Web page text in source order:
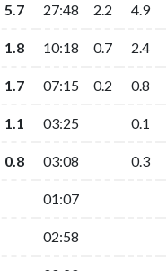
5.7 27:48 2.2 4.9
1.8 10:18 0.7 2.4
1.7 07:15 0.2 0.8
1.1 03:25 0.1
0.8 03:08 0.3
01:07
02:58
5.7 27:48 2.2 4.9
1.8 10:18 0.7 2.4
1.7 07:15 0.2 0.8
1.1 03:25 0.1
0.8 03:08 0.3
01:07
02:58